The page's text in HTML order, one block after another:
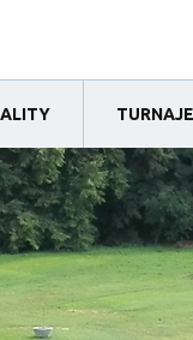
TURNAJE